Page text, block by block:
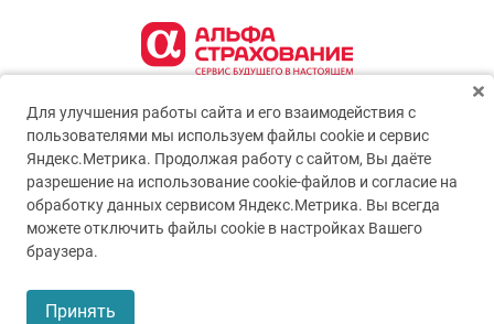
Для улучшения работы сайта и его взаимодействия с
пользователями мы используем файлы cookie и сервис
Яндекс.Метрика. Продолжая работу с сайтом, Вы даёте
разрешение на использование cookie-файлов и согласие на
обработку данных сервисом Яндекс.Метрика. Вы всегда
можете отключить файлы cookie в настройках Вашего
браузера.
Принять